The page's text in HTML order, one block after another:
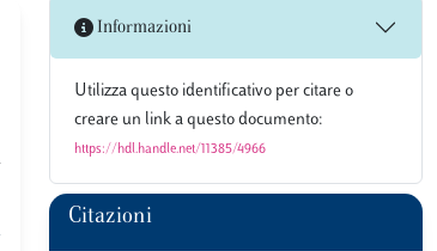
Informazioni
Utilizza questo identificativo per citare o
creare un link a questo documento:
https://hdl.handle.net/11385/4966
Citazioni